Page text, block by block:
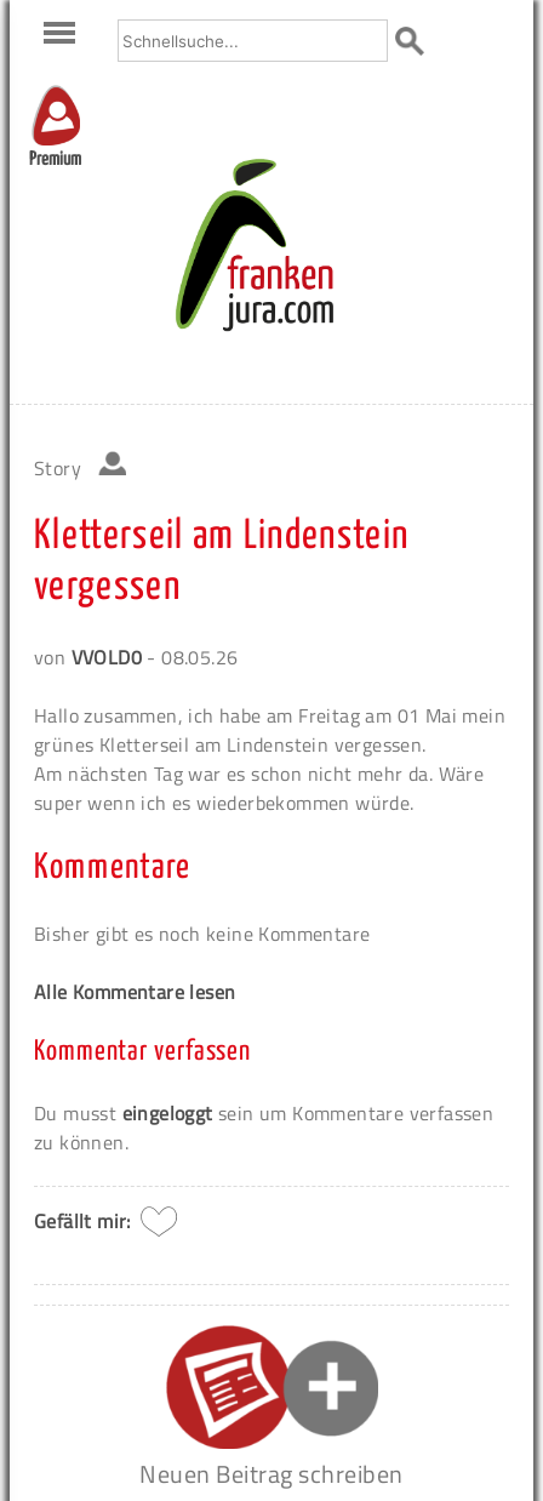
Premium
Story
Kletterseil am Lindenstein
vergessen
von VVOLD0 - 08.05.26
Hallo zusammen, ich habe am Freitag am 01 Mai mein
grünes Kletterseil am Lindenstein vergessen.
Am nächsten Tag war es schon nicht mehr da. Wäre
super wenn ich es wiederbekommen würde.
Kommentare
Bisher gibt es noch keine Kommentare
Alle Kommentare lesen
Kommentar verfassen
Du musst eingeloggt sein um Kommentare verfassen
zu können.
Gefällt mir:
Neuen Beitrag schreiben